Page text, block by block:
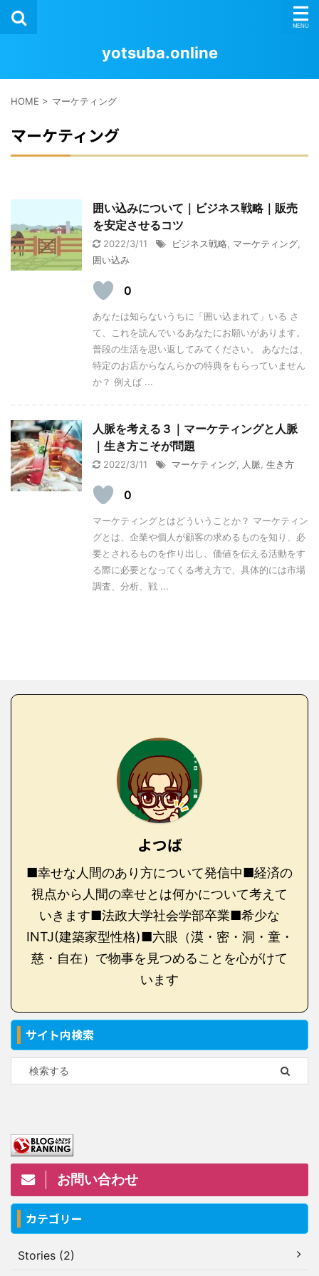
yotsuba.online
HOME > マーケティング
マーケティング
囲い込みについて｜ビジネス戦略｜販売
を安定させるコツ
2022/3/11 ビジネス戦略 マーケティング
囲い込み
0
あなたは知らないうちに「囲い込まれて」いる さ
て、これを読んでいるあなたにお願いがあります。
普段の生活を思い返してみてください。 あなたは、
特定のお店からなんらかの特典をもらっていません
か？ 例えば ...
人脈を考える３｜マーケティングと人脈
｜生き方こそが問題
2022/3/11 マーケティング 人脈 生き方
0
マーケティングとはどういうことか？ マーケティン
グとは、企業や個人が顧客の求めるものを知り、必
要とされるものを作り出し、価値を伝える活動をす
る際に必要となってくる考え方で、具体的には市場
調査、分析、戦 ...
よつば
■幸せな人間のあり方について発信中■経済の
視点から人間の幸せとは何かについて考えて
いきます■法政大学社会学部卒業■希少な
INTJ(建築家型性格)■六眼（漠・密・洞・童・
慈・自在）で物事を見つめることを心がけて
います
サイト内検索
お問い合わせ
カテゴリー
Stories (2)